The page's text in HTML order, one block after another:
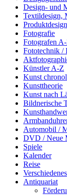
Design- und
Textildesign,
Produktdesign
Fotografie
Fotografen
Fototechnik /
Künstler A-Z
Kunst
Kunsttheorie
Kunst nach
Bildnerische
Automobil /
DVD / Neue
Spiele
Kalender
Reise
Verschiedenes
Antiquariat